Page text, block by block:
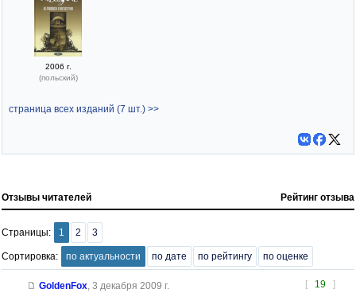
2006 г.
(польский)
страница всех изданий (7 шт.) >>
Отзывы читателей Рейтинг отзыва
Страницы: 1 2 3
Сортировка: по актуальности по дате по рейтингу по оценке
[ 19 ]
GoldenFox, 3 декабря 2009 г.